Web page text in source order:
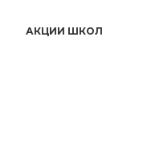
АКЦИИ ШКОЛ